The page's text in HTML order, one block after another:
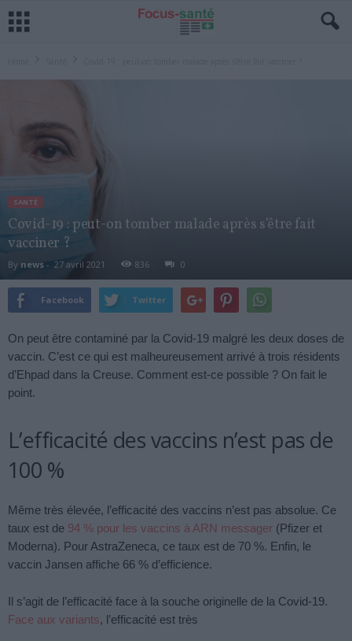
SANTÉ
Covid-19 : peut-on tomber malade après s’être fait
vacciner ?
By news - 27 avril 2021 836 0
Facebook Twitter
On peut être contaminé par la Covid-19 malgré les deux doses de
vaccin. C’est ce qui est malheureusement arrivé à trois résidents
d’Ehpad dans la Creuse. Comment est-ce possible ? On fait le
point.
L’efficacité des vaccins n’est pas de
100 %
Même très élevée, l’efficacité des vaccins n’est pas absolue. Ce
taux est de 94 % pour les vaccins à ARN messager (Pfizer et
Moderna). Pour AstraZeneca, ce taux est de 70 %. Enfin, le
vaccin Jansen affiche 66 % d’efficience.
Il s’agit de l’efficacité face à la souche originelle de la Covid-19.
Face aux variants, l’efficacité est très